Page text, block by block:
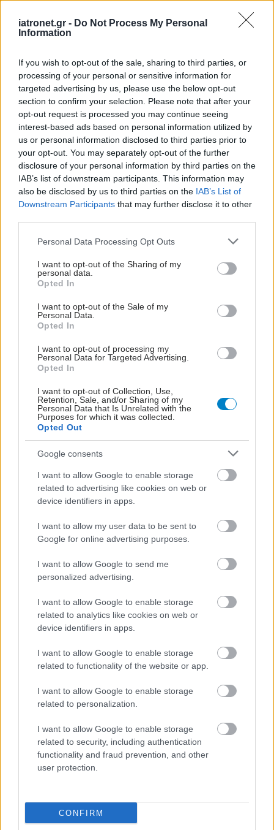
iatronet.gr - Do Not Process My Personal
Information
If you wish to opt-out of the sale, sharing to third parties, or
processing of your personal or sensitive information for
targeted advertising by us, please use the below opt-out
section to confirm your selection. Please note that after your
opt-out request is processed you may continue seeing
interest-based ads based on personal information utilized by
us or personal information disclosed to third parties prior to
your opt-out. You may separately opt-out of the further
disclosure of your personal information by third parties on the
IAB’s list of downstream participants. This information may
also be disclosed by us to third parties on the IAB’s List of
Downstream Participants that may further disclose it to other
Please note that this website/app uses one or more Google
not limited to your visit or usage behaviour. You may click to
grant or deny consent to Google and its third-party tags to
use your data for below specified purposes in below Google
consent section.
Personal Data Processing Opt Outs
I want to opt-out of the Sharing of my
personal data.
Opted In
I want to opt-out of the Sale of my
Personal Data.
Opted In
I want to opt-out of processing my
Personal Data for Targeted Advertising.
Opted In
I want to opt-out of Collection, Use,
Retention, Sale, and/or Sharing of my
Personal Data that Is Unrelated with the
Purposes for which it was collected.
Opted Out
Google consents
I want to allow Google to enable storage
related to advertising like cookies on web or
device identifiers in apps.
I want to allow my user data to be sent to
Google for online advertising purposes.
I want to allow Google to send me
personalized advertising.
I want to allow Google to enable storage
related to analytics like cookies on web or
device identifiers in apps.
I want to allow Google to enable storage
related to functionality of the website or app.
I want to allow Google to enable storage
related to personalization.
I want to allow Google to enable storage
related to security, including authentication
functionality and fraud prevention, and other
user protection.
CONFIRM
που θεωρούνται
φυσιολογικές με το
πέρασμα του χρόνου
Πώς επηρεάζει τους μυς
και τα οστά ένα
συμπλήρωμα
κολλαγόνου;
Πώς επηρεάζει η ψυχική
Οι αόρατοι άνθρωποι
Ελλάδα
Αλκοόλ και ταξίδια: Οι 5
παγίδες που μπορούν να
μετατρέψουν τις